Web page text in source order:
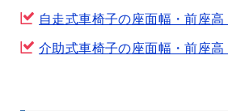
自走式車椅子の座面幅・前座
介助式車椅子の座面幅・前座高